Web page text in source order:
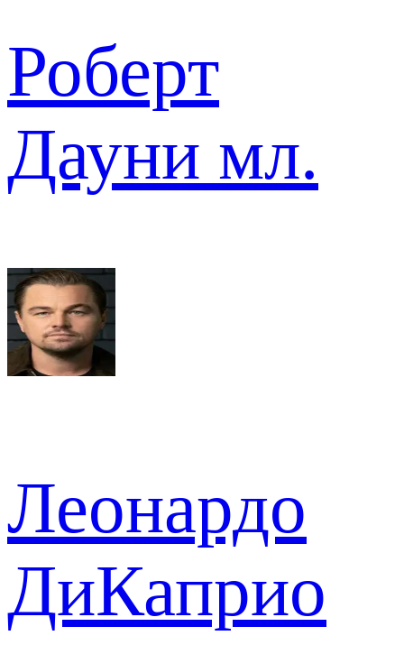
Роберт
Дауни мл.
Леонардо
ДиКаприо